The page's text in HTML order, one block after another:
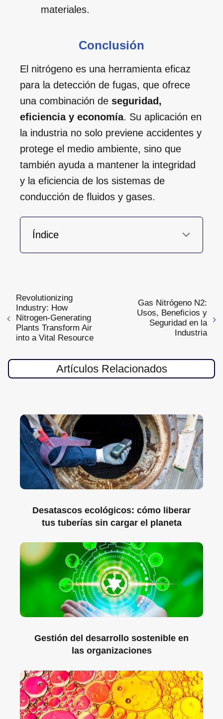
materiales.
Conclusión
El nitrógeno es una herramienta eficaz
para la detección de fugas, que ofrece
una combinación de seguridad,
eficiencia y economía. Su aplicación en
la industria no solo previene accidentes y
protege el medio ambiente, sino que
también ayuda a mantener la integridad
y la eficiencia de los sistemas de
conducción de fluidos y gases.
Índice
Revolutionizing
Industry: How
Nitrogen-Generating
Plants Transform Air
into a Vital Resource
Gas Nitrógeno N2:
Usos, Beneficios y
Seguridad en la
Industria
Artículos Relacionados
Desatascos ecológicos: cómo liberar
tus tuberías sin cargar el planeta
Gestión del desarrollo sostenible en
las organizaciones